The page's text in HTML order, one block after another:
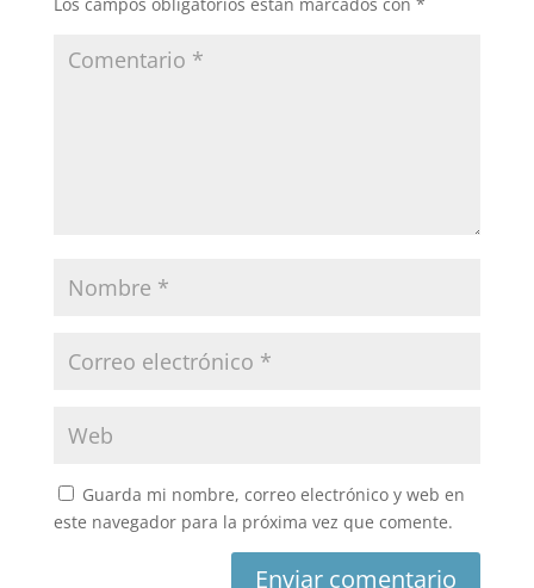
Guarda mi nombre, correo electrónico y web en
este navegador para la próxima vez que comente.